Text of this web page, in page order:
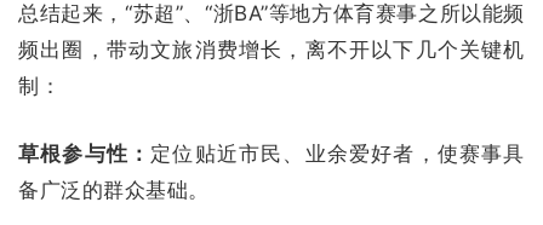
总结起来，“苏超”、“浙BA”等地方体育赛事之所以能频
频出圈，带动文旅消费增长，离不开以下几个关键机
制：
草根参与性： 定位贴近市民、业余爱好者，使赛事具
备广泛的群众基础。